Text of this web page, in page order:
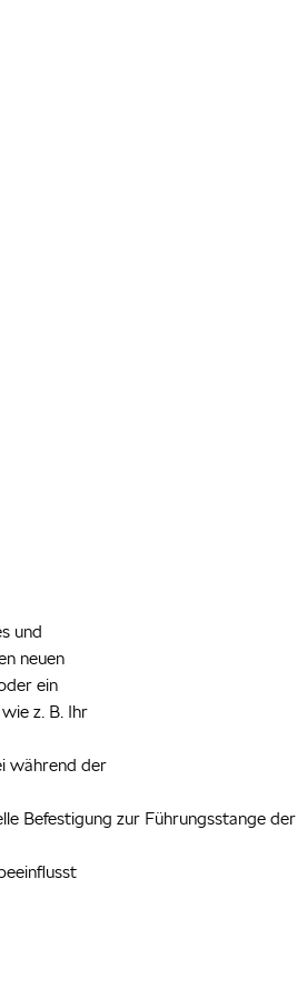
und
neuen
ein
z. B. Ihr
während der
Befestigung zur Führungsstange der